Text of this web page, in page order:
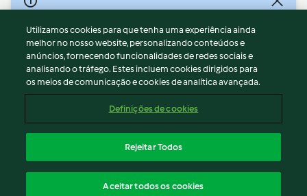
© Copyright 2026
Termos de Utilização
Aviso sobre Proteção de Dados
Aviso
Apoio legal
Conteúdo do relatório
Declaração de acessibilidade
Utilizamos cookies para que tenha uma experiência ainda
melhor no nosso website, personalizando conteúdos e
anúncios, fornecendo funcionalidades de redes sociais e
analisando o tráfego. Estes incluem cookies dirigidos para
os meios de comunicação e cookies de analítica avançada.
Definições de cookies
Rejeitar Todos
Aceitar todos os cookies